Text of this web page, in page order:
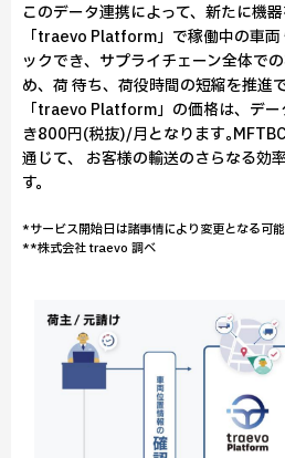
このデータ連携によって、新たに機
「traevo Platform」で稼働中の車両
ックでき、サプライチェーン全体で
め、荷 待ち、荷役時間の短縮を推進
「traevo Platform」の価格は、デ
き800円(税抜)/月となります｡
通じて、 お客様の輸送のさらなる効
す。
*サービス開始日は諸事情により変更となる可
**株式会社 traevo 調べ